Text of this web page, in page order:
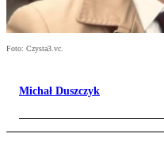
Foto: Czysta3.vc.
Michał Duszczyk